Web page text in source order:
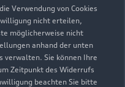
Verwendung von Cookies
nicht erteilen,
möglicherweise nicht
anhand der unten
verwalten. Sie können Ihre
Zeitpunkt des Widerrufs
beachten Sie bitte
Freitag 07:30